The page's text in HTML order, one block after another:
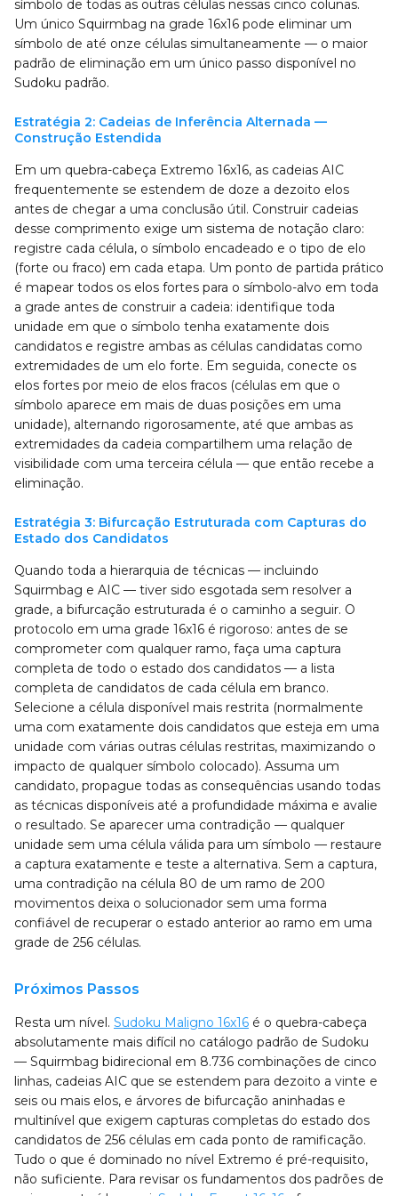
símbolo de todas as outras células nessas cinco colunas.
Um único Squirmbag na grade 16x16 pode eliminar um
símbolo de até onze células simultaneamente — o maior
padrão de eliminação em um único passo disponível no
Sudoku padrão.
Estratégia 2: Cadeias de Inferência Alternada —
Construção Estendida
Em um quebra-cabeça Extremo 16x16, as cadeias AIC
frequentemente se estendem de doze a dezoito elos
antes de chegar a uma conclusão útil. Construir cadeias
desse comprimento exige um sistema de notação claro:
registre cada célula, o símbolo encadeado e o tipo de elo
(forte ou fraco) em cada etapa. Um ponto de partida prático
é mapear todos os elos fortes para o símbolo-alvo em toda
a grade antes de construir a cadeia: identifique toda
unidade em que o símbolo tenha exatamente dois
candidatos e registre ambas as células candidatas como
extremidades de um elo forte. Em seguida, conecte os
elos fortes por meio de elos fracos (células em que o
símbolo aparece em mais de duas posições em uma
unidade), alternando rigorosamente, até que ambas as
extremidades da cadeia compartilhem uma relação de
visibilidade com uma terceira célula — que então recebe a
eliminação.
Estratégia 3: Bifurcação Estruturada com Capturas do
Estado dos Candidatos
Quando toda a hierarquia de técnicas — incluindo
Squirmbag e AIC — tiver sido esgotada sem resolver a
grade, a bifurcação estruturada é o caminho a seguir. O
protocolo em uma grade 16x16 é rigoroso: antes de se
comprometer com qualquer ramo, faça uma captura
completa de todo o estado dos candidatos — a lista
completa de candidatos de cada célula em branco.
Selecione a célula disponível mais restrita (normalmente
uma com exatamente dois candidatos que esteja em uma
unidade com várias outras células restritas, maximizando o
impacto de qualquer símbolo colocado). Assuma um
candidato, propague todas as consequências usando todas
as técnicas disponíveis até a profundidade máxima e avalie
o resultado. Se aparecer uma contradição — qualquer
unidade sem uma célula válida para um símbolo — restaure
a captura exatamente e teste a alternativa. Sem a captura,
uma contradição na célula 80 de um ramo de 200
movimentos deixa o solucionador sem uma forma
confiável de recuperar o estado anterior ao ramo em uma
grade de 256 células.
Próximos Passos
Resta um nível. Sudoku Maligno 16x16 é o quebra-cabeça
absolutamente mais difícil no catálogo padrão de Sudoku
— Squirmbag bidirecional em 8.736 combinações de cinco
linhas, cadeias AIC que se estendem para dezoito a vinte e
seis ou mais elos, e árvores de bifurcação aninhadas e
multinível que exigem capturas completas do estado dos
candidatos de 256 células em cada ponto de ramificação.
Tudo o que é dominado no nível Extremo é pré-requisito,
não suficiente. Para revisar os fundamentos dos padrões de